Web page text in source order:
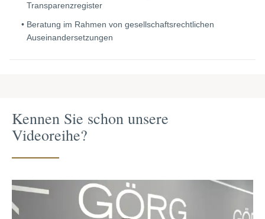
Transparenzregister
Beratung im Rahmen von gesellschaftsrechtlichen
Auseinandersetzungen
Kennen Sie schon unsere
Videoreihe?